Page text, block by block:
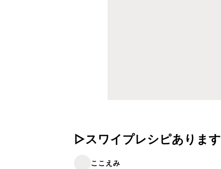
▷スワイプレシピあります
ここえみ